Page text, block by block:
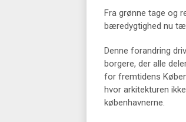
Fra grønne tage og
bæredygtighed nu
Denne forandring
borgere, der alle
for fremtidens
hvor arkitekturen
københavnerne.